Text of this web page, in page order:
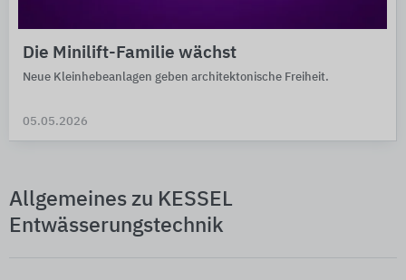
Die Minilift-Familie wächst
Neue Kleinhebeanlagen geben architektonische Freiheit.
05.05.2026
Allgemeines zu KESSEL
Entwässerungstechnik